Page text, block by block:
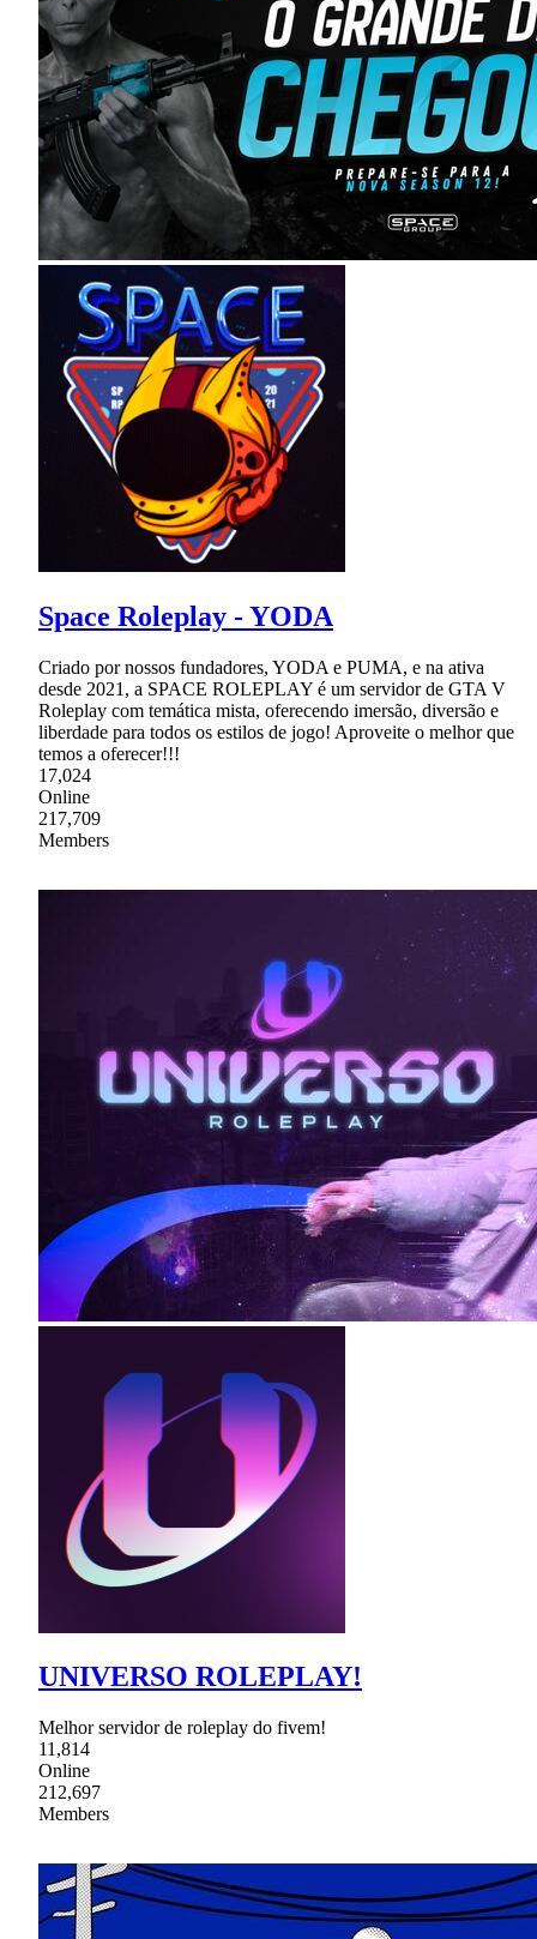
Space Roleplay - YODA
Criado por nossos fundadores, YODA e PUMA, e na ativa
desde 2021, a SPACE ROLEPLAY é um servidor de GTA V
Roleplay com temática mista, oferecendo imersão, diversão e
liberdade para todos os estilos de jogo! Aproveite o melhor que
temos a oferecer!!!
17,024
Online
217,709
Members
UNIVERSO ROLEPLAY!
Melhor servidor de roleplay do fivem!
11,814
Online
212,697
Members